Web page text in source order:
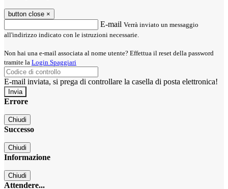
button close ×
E-mail Verrà inviato un messaggio
all'indirizzo indicato con le istruzioni necessarie.
Non hai una e-mail associata al nome utente? Effettua il reset della password
tramite la Login Spaggiari
E-mail inviata, si prega di controllare la casella di posta elettronica!
Errore
Chiudi
Successo
Chiudi
Informazione
Chiudi
Attendere...